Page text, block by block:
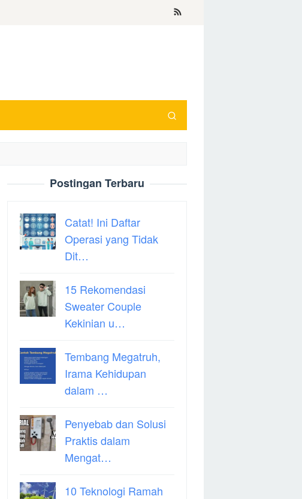
Postingan Terbaru
Catat! Ini Daftar
Operasi yang Tidak
Dit…
15 Rekomendasi
Sweater Couple
Kekinian u…
Tembang Megatruh,
Irama Kehidupan
dalam …
Penyebab dan Solusi
Praktis dalam
Mengat…
10 Teknologi Ramah